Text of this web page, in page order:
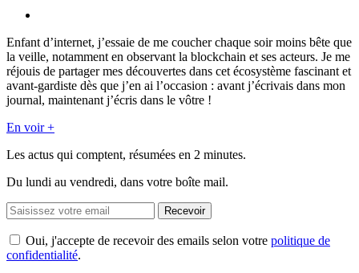
Enfant d’internet, j’essaie de me coucher chaque soir moins bête que
la veille, notamment en observant la blockchain et ses acteurs. Je me
réjouis de partager mes découvertes dans cet écosystème fascinant et
avant-gardiste dès que j’en ai l’occasion : avant j’écrivais dans mon
journal, maintenant j’écris dans le vôtre !
En voir +
Les actus qui comptent, résumées en 2 minutes.
Du lundi au vendredi, dans votre boîte mail.
Recevoir
Oui, j'accepte de recevoir des emails selon votre politique de
confidentialité.